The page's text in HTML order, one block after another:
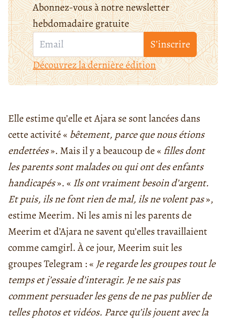
Abonnez-vous à notre newsletter
hebdomadaire gratuite
S’inscrire
Découvrez la dernière édition
Elle estime qu’elle et Ajara se sont lancées dans
cette activité « bêtement, parce que nous étions
endettées». Mais il y a beaucoup de « filles dont
les parents sont malades ou qui ont des enfants
handicapés». « Ils ont vraiment besoin d’argent.
Et puis, ils ne font rien de mal, ils ne volent pas»,
estime Meerim. Ni les amis ni les parents de
Meerim et d’Ajara ne savent qu’elles travaillaient
comme camgirl. À ce jour, Meerim suit les
groupes Telegram : « Je regarde les groupes tout le
temps et j’essaie d’interagir. Je ne sais pas
comment persuader les gens de ne pas publier de
telles photos et vidéos. Parce qu’ils jouent avec la